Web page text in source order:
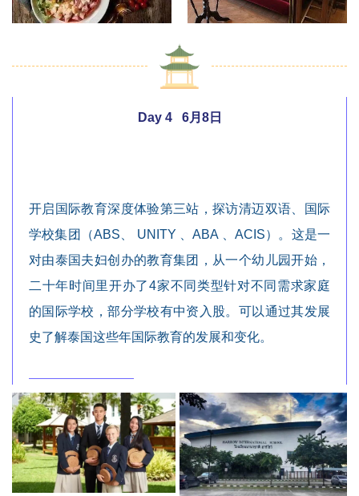
Day 4 6月8日
开启国际教育深度体验第三站，探访清迈双语、国际
学校集团（ABS、 UNITY 、ABA 、ACIS）。这是一
对由泰国夫妇创办的教育集团，从一个幼儿园开始，
二十年时间里开办了4家不同类型针对不同需求家庭
的国际学校，部分学校有中资入股。可以通过其发展
史了解泰国这些年国际教育的发展和变化。